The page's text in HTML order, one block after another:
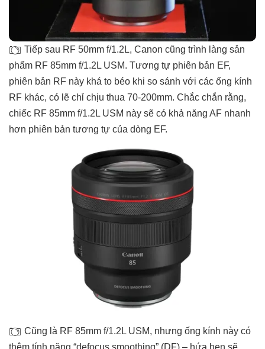
Tiếp sau RF 50mm f/1.2L, Canon cũng trình làng sản
phẩm RF 85mm f/1.2L USM. Tương tự phiên bản EF,
phiên bản RF này khá to béo khi so sánh với các ống kính
RF khác, có lẽ chỉ chịu thua 70-200mm. Chắc chắn rằng,
chiếc RF 85mm f/1.2L USM này sẽ có khả năng AF nhanh
hơn phiên bản tương tự của dòng EF.
Cũng là RF 85mm f/1.2L USM, nhưng ống kính này có